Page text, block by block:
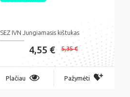
SEZ IVN Jungiamasis kištukas
4,55 € 5,35 €
Plačiau Pažymėti